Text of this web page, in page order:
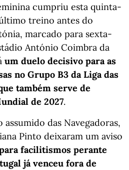
cumpriu esta quinta-
treino antes do
marcado para sexta-
António Coimbra da
um duelo decisivo para as
no Grupo B3 da Liga das
também serve de
de 2027.
das Navegadoras,
Pinto deixaram um aviso
facilitismos perante
já venceu fora de